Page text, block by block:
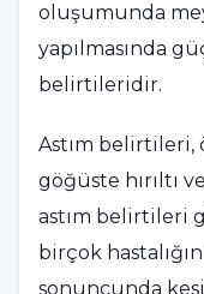
oluşumunda
yapılmasında
belirtileridir.
Astım belirtileri,
göğüste hırıltı
astım belirtileri
birçok
sonuncunda